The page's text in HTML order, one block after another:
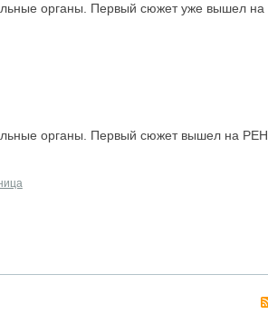
органы. Первый сюжет уже вышел на
органы. Первый сюжет вышел на РЕН